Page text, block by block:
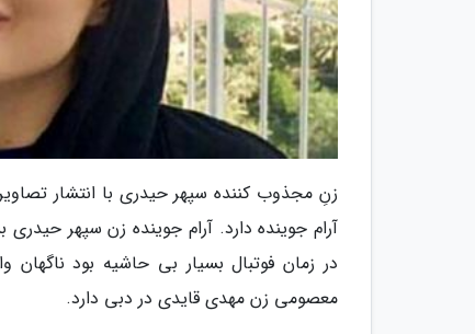
زنِ مجذوب کننده سپهر حیدری با انتشار
آرام جوینده دارد. آرام جوینده زن سپهر
در زمان فوتبال بسیار بی حاشیه بود
معصومی زن مهدی قایدی در دبی دارد.